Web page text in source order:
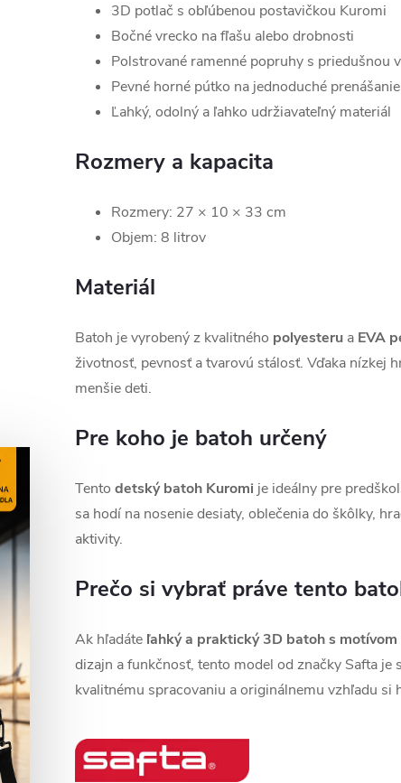
3D potlač s obľúbenou postavičkou Kuromi
Bočné vrecko na fľašu alebo drobnosti
Polstrované ramenné popruhy s priedušnou
Pevné horné pútko na jednoduché prenášanie
Ľahký, odolný a ľahko udržiavateľný materiál
Rozmery a kapacita
Rozmery: 27 × 10 × 33 cm
Objem: 8 litrov
Materiál
Batoh je vyrobený z kvalitného polyesteru a EVA
životnosť, pevnosť a tvarovú stálosť. Vďaka nízkej
menšie deti.
Pre koho je batoh určený
Tento detský batoh Kuromi je ideálny pre
sa hodí na nosenie desiaty, oblečenia do škôlky,
aktivity.
Prečo si vybrať práve tento
Ak hľadáte ľahký a praktický 3D batoh s motívom
dizajn a funkčnosť, tento model od značky Safta je
kvalitnému spracovaniu a originálnemu vzhľadu si